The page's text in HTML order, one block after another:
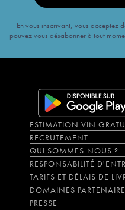
En vous inscrivant, vous acceptez
pouvez vous désabonner à tout
ESTIMATION VIN
RECRUTEMENT
QUI SOMMES-NOUS ?
RESPONSABILITÉ
TARIFS ET DÉLAIS DE
DOMAINES
PRESSE